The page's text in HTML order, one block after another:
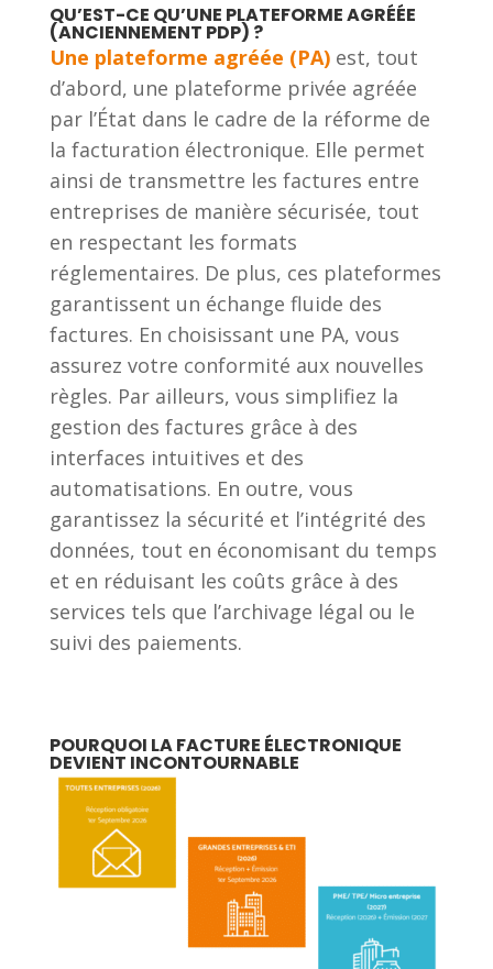
QU’EST-CE QU’UNE PLATEFORME AGRÉÉE
(ANCIENNEMENT PDP) ?
Une plateforme agréée (PA)est, tout
d’abord, une plateforme privée agréée
par l’État dans le cadre de la réforme de
la facturation électronique. Elle permet
ainsi de transmettre les factures entre
entreprises de manière sécurisée, tout
en respectant les formats
réglementaires. De plus, ces plateformes
garantissent un échange fluide des
factures. En choisissant une PA, vous
assurez votre conformité aux nouvelles
règles. Par ailleurs, vous simplifiez la
gestion des factures grâce à des
interfaces intuitives et des
automatisations. En outre, vous
garantissez la sécurité et l’intégrité des
données, tout en économisant du temps
et en réduisant les coûts grâce à des
services tels que l’archivage légal ou le
suivi des paiements.
POURQUOI LA FACTURE ÉLECTRONIQUE
DEVIENT INCONTOURNABLE